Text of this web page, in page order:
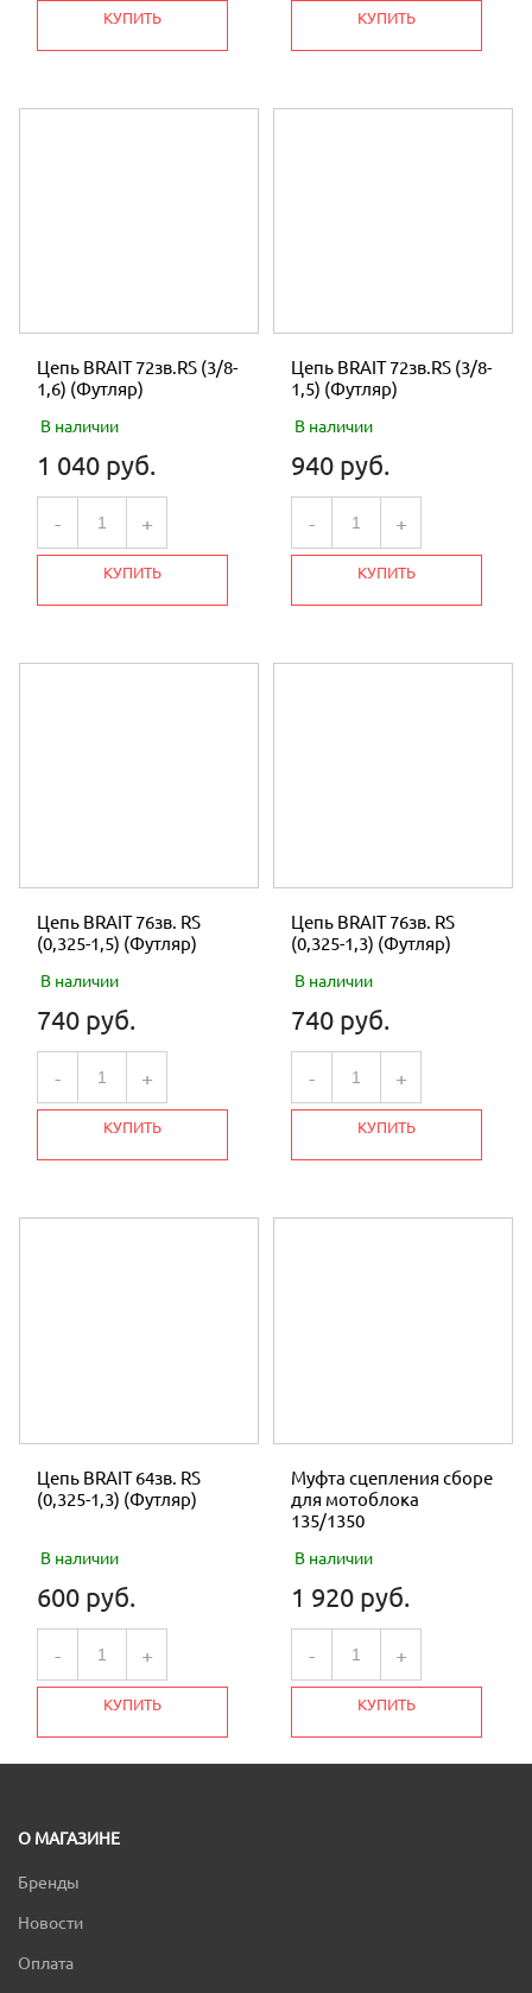
КУПИТЬ КУПИТЬ
Цепь BRAIT 72зв.RS (3/8-
1,6) (Футляр)
В наличии
1 040 руб.
- +
КУПИТЬ
Цепь BRAIT 72зв.RS (3/8-
1,5) (Футляр)
В наличии
940 руб.
- +
КУПИТЬ
Цепь BRAIT 76зв. RS
(0,325-1,5) (Футляр)
В наличии
740 руб.
- +
КУПИТЬ
Цепь BRAIT 76зв. RS
(0,325-1,3) (Футляр)
В наличии
740 руб.
- +
КУПИТЬ
Цепь BRAIT 64зв. RS
(0,325-1,3) (Футляр)
В наличии
600 руб.
- +
КУПИТЬ
Муфта сцепления сборе
для мотоблока
135/1350
В наличии
1 920 руб.
- +
КУПИТЬ
О МАГАЗИНЕ
Бренды
Новости
Оплата